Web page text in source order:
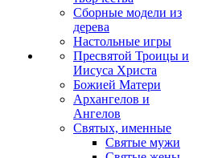
Сборные модели из
дерева
Настольные игры
Пресвятой Троицы и
Иисуса Христа
Божией Матери
Архангелов и
Ангелов
Святых, именные
Святые мужи